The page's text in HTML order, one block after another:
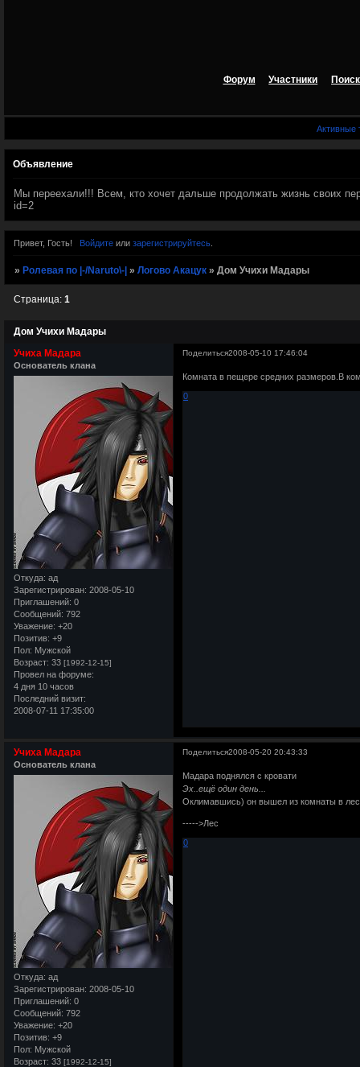
Форум Участники Поиск
Активные
Объявление
Мы переехали!!! Всем, кто хочет дальше продолжать жизнь своих
id=2
Привет, Гость! Войдитеили зарегистрируйтесь.
»Ролевая по |-/Naruto\-| »Логово Акацук »Дом Учихи Мадары
Дом Учихи Мадары
Страница:1
Поделиться2008-05-10 17:46:04
Учиха Мадара
Основатель клана
Откуда: ад
Зарегистрирован: 2008-05-10
Приглашений: 0
Сообщений: 792
Уважение: +20
Позитив: +9
Пол: Мужской
Возраст: 33 [1992-12-15]
Провел на форуме:
4 дня 10 часов
Последний визит:
2008-07-11 17:35:00
Комната в пещере средних размеров.В
0
Поделиться2008-05-20 20:43:33
Учиха Мадара
Основатель клана
Откуда: ад
Зарегистрирован: 2008-05-10
Приглашений: 0
Сообщений: 792
Уважение: +20
Позитив: +9
Пол: Мужской
Возраст: 33 [1992-12-15]
Мадара поднялся с кровати
Эх..ещё один день...
Оклимавшись) он вышел из комнаты в
----->Лес
0